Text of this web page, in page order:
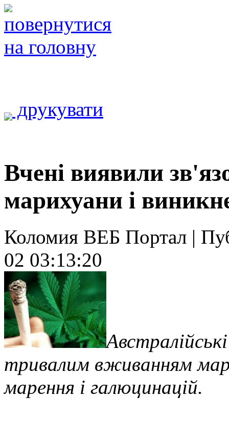
друкувати
Вчені виявили
марихуани і
Коломия ВЕБ Портал |
02 03:13:20
тривалим вживанням
марення і галюцинацій.